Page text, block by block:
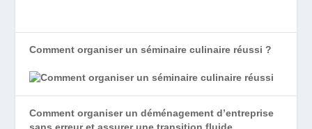
Comment organiser un séminaire culinaire réussi ?
Comment organiser un déménagement d’entreprise
sans erreur et assurer une transition fluide